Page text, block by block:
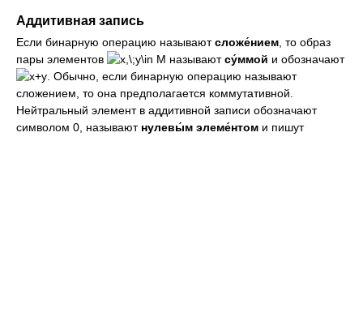
Аддитивная запись
Если бинарную операцию называютсложе́нием , то образ
пары элементов
называютсу́ммой и обозначают
. Обычно, если бинарную операцию называют
сложением, то она предполагается коммутативной.
Нейтральный элемент в аддитивной записи обозначают
символом 0, называют нулевы́м элеме́нтом и пишут